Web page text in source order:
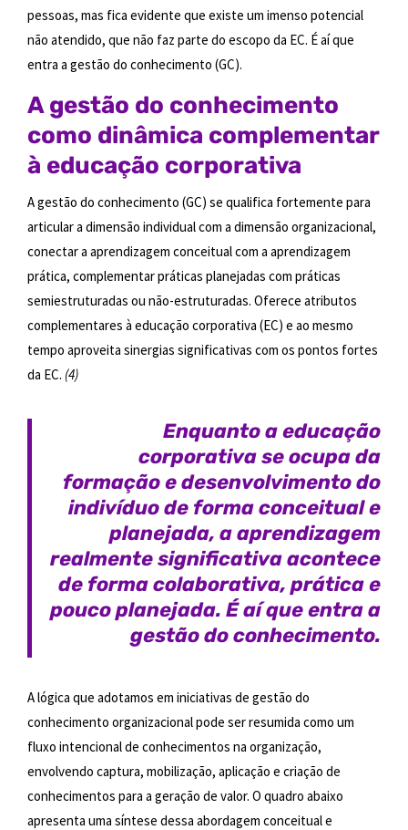
pessoas, mas fica evidente que existe um imenso potencial
não atendido, que não faz parte do escopo da EC. É aí que
entra a gestão do conhecimento (GC).
A gestão do conhecimento
como dinâmica complementar
à educação corporativa
A gestão do conhecimento (GC) se qualifica fortemente para
articular a dimensão individual com a dimensão organizacional,
conectar a aprendizagem conceitual com a aprendizagem
prática, complementar práticas planejadas com práticas
semiestruturadas ou não-estruturadas. Oferece atributos
complementares à educação corporativa (EC) e ao mesmo
tempo aproveita sinergias significativas com os pontos fortes
da EC. (4)
Enquanto a educação
corporativa se ocupada
formação e desenvolvimento do
indivíduo de forma conceitual e
planejada, a aprendizagem
realmente significativa acontece
de forma colaborativa, prática e
pouco planejada. É aí que entra a
gestão do conhecimento.
A lógica que adotamos em iniciativas de gestão do
conhecimento organizacional pode ser resumida como um
fluxo intencional de conhecimentos na organização,
envolvendo captura, mobilização, aplicação e criação de
conhecimentos para a geração de valor. O quadro abaixo
apresenta uma síntese dessa abordagem conceitual e